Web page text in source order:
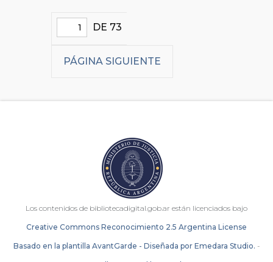
DE 73
PÁGINA SIGUIENTE
Los contenidos de bibliotecadigital.gob.ar están licenciados bajo
Creative Commons Reconocimiento 2.5 Argentina License
Basado en la plantilla AvantGarde - Diseñada por Emedara Studio. -